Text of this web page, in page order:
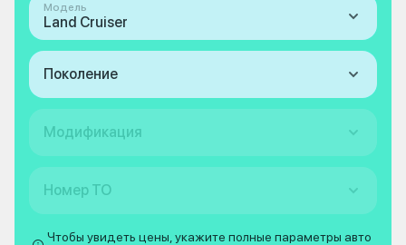
Модель
Land Cruiser
Поколение
Модификация
Номер ТО
Чтобы увидеть цены, укажите полные параметры авто